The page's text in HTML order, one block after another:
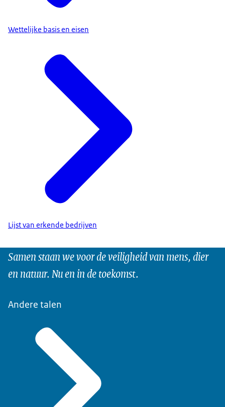
Wettelijke basis en eisen
Lijst van erkende bedrijven
Samen staan we voor de veiligheid van mens, dier
en natuur. Nu en in de toekomst.
Andere talen